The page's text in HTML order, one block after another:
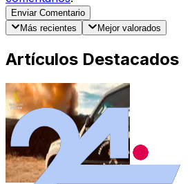
Enviar Comentario
Más recientes
Mejor valorados
Artículos Destacados